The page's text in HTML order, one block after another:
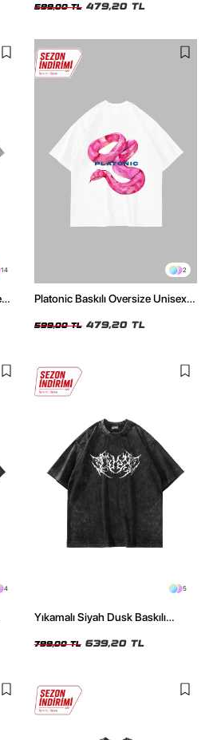
599,00 TL 479,20 TL
14 2
Platonic Baskılı Oversize Unisex
599,00 TL 479,20 TL
4 5
Yıkamalı Siyah Dusk Baskılı
799,00 TL 639,20 TL